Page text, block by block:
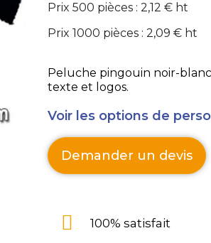
Prix 500 pièces : 2,12 € ht
Prix 1000 pièces : 2,09 € ht
Peluche pingouin noir-
texte et logos.
Voir les options de
Demander un devis
100% satisfait